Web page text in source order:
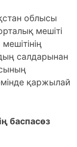
облысы
мешіті
салдарынан
қаржылай
баспасөз